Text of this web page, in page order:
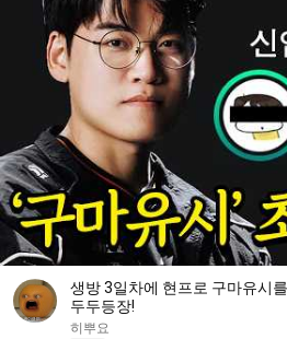
생방 3일차에 현프로 구마유시
두두등장!
히뿌요